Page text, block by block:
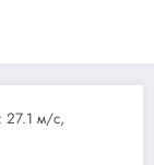
27.1 м/с,